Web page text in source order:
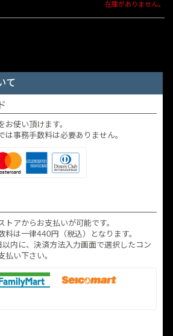
在庫がありません。
て
お使い頂けます。
は事務手数料は必要ありません。
トアからお支払いが可能です。
料は一律440円（税込）となります。
内に、決済方法入力画面で選択したコン
払い下さい。